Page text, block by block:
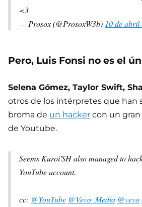
<3
— Prosox (@ProsoxW3b) 10 de abril
Pero, Luis Fonsi no es el
Selena Gómez, Taylor Swift,
otros de los intérpretes que han
broma de un hacker con un
de Youtube.
Seems Kuroi'SH also managed to
YouTube account.
cc: @YouTube @Vevo_Media @vevo